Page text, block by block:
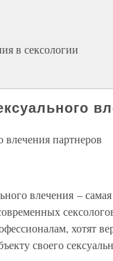
в сексологии
влечения партнеров
влечения –
хотят
своего